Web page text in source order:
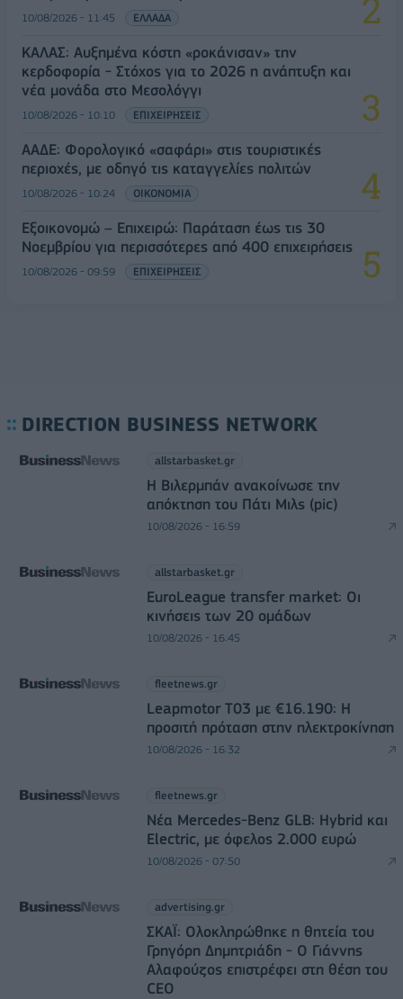
10/08/2026 - 11:45 ΕΛΛΑΔΑ
ΚΑΛΑΣ: Αυξημένα κόστη «ροκάνισαν» την
κερδοφορία - Στόχος για το 2026 η ανάπτυξη και
νέα μονάδα στο Μεσολόγγι
10/08/2026 - 10:10 ΕΠΙΧΕΙΡΗΣΕΙΣ
ΑΑΔΕ: Φορολογικό «σαφάρι» στις τουριστικές
περιοχές, με οδηγό τις καταγγελίες πολιτών
10/08/2026 - 10:24 ΟΙΚΟΝΟΜΙΑ
Εξοικονομώ – Επιχειρώ: Παράταση έως τις 30
Νοεμβρίου για περισσότερες από 400 επιχειρήσεις
10/08/2026 - 09:59 ΕΠΙΧΕΙΡΗΣΕΙΣ
DIRECTION BUSINESS NETWORK
allstarbasket.gr
Η Βιλερμπάν ανακοίνωσε την
απόκτηση του Πάτι Μιλς (pic)
10/08/2026 - 16:59
allstarbasket.gr
EuroLeague transfer market: Οι
κινήσεις των 20 ομάδων
10/08/2026 - 16:45
fleetnews.gr
Leapmotor T03 με €16.190: Η
προσιτή πρόταση στην ηλεκτροκίνηση
10/08/2026 - 16:32
fleetnews.gr
Νέα Mercedes-Benz GLB: Hybrid και
Electric, με όφελος 2.000 ευρώ
10/08/2026 - 07:50
advertising.gr
ΣΚΑΪ: Ολοκληρώθηκε η θητεία του
Γρηγόρη Δημητριάδη - Ο Γιάννης
Αλαφούζος επιστρέφει στη θέση του
CEO